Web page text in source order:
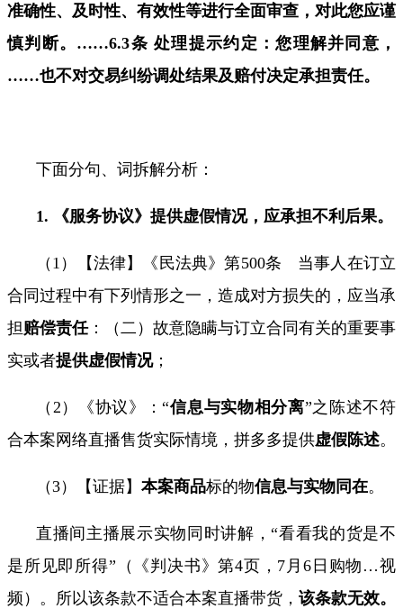
准确性、及时性、有效性等进行全面审查，对此您应谨
慎判断。 ……6.3条 处理提示约定：您理解并同意，
……也不对交易纠纷调处结果及赔付决定承担责任。
下面分句、词拆解分析：
1. 《服务协议》提供虚假情况，应承担不利后果。
（ 1 ）【法律】《民法典》第500条 当事人在订立
合同过程中有下列情形之一，造成对方损失的，应当承
担赔偿责任：（二）故意隐瞒与订立合同有关的重要事
实或者提供虚假情况；
（ 2 ）《协议 》：“信息与实物相分离”之陈述不符
合本案网络直播售货实际情境，拼多多提供虚假陈述。
（3）【证据】 本案商品标的物信息与实物同在。
直播间主播展示实物同时讲解，“看看我的货是不
是 所见即所得”（《判决书》第4页， 7 月6 日购物 …视
频 ）。所以该条款不适合本案直播带货， 该条款无效。